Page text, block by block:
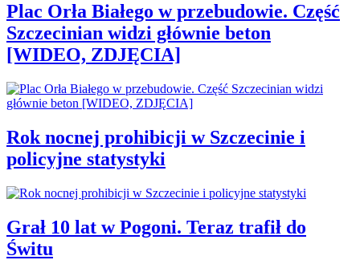
Plac Orła Białego w przebudowie. Część
Szczecinian widzi głównie beton
[WIDEO, ZDJĘCIA]
Rok nocnej prohibicji w Szczecinie i
policyjne statystyki
Grał 10 lat w Pogoni. Teraz trafił do
Świtu